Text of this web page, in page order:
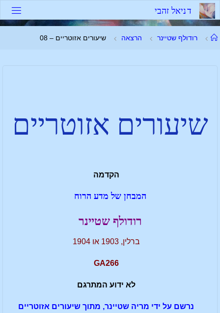
דניאל זהבי
רודולף שטיינר הרצאה שיעורים אזוטריים – 08
שיעורים אזוטריים
הקדמה
המבחן של מדע הרוח
רודולף שטיינר
ברלין, 1903 או 1904
GA266
לא ידוע המתרגם
נרשם על ידי מריה שטיינר, מתוך שיעורים אזוטריים